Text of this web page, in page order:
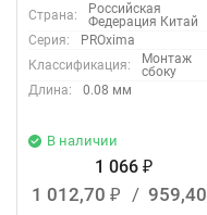
Страна:
Российская
Федерация Китай
Серия:
PROxima
Классификация:
Монтаж
сбоку
Длина:
0.08 мм
В наличии
1 066 ₽
1 012,70 ₽ / 959,40